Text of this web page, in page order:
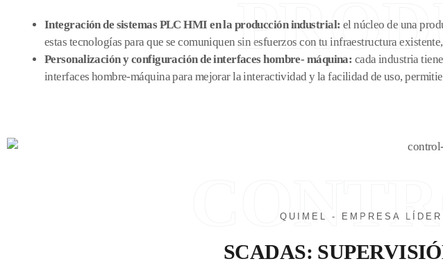
Integración de sistemas PLC HMI en la producción industrial: el núcleo de una
estas tecnologías para que se comuniquen sin esfuerzos con tu infraestructura
Personalización y configuración de interfaces hombre- máquina: cada industria
interfaces hombre-máquina para mejorar la interactividad y la facilidad de uso,
QUIMEL - EMPRESA
SCADAS: